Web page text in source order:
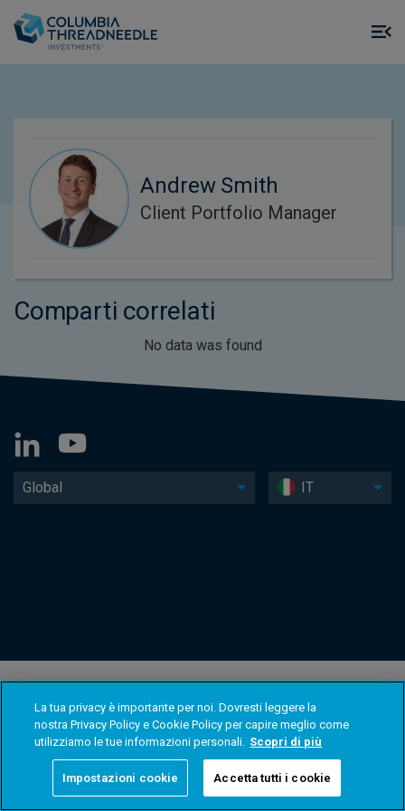
Andrew Smith
Client Portfolio Manager
Comparti correlati
No data was found
Global IT
La tua privacy è importante per noi. Dovresti leggere la
nostra Privacy Policy e Cookie Policy per capire meglio come
utilizziamo le tue informazioni personali. Scopri di più
Impostazioni cookie Accetta tutti i cookie